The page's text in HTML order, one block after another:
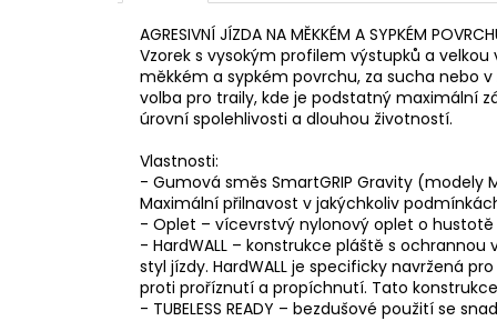
AGRESIVNÍ JÍZDA NA MĚKKÉM A SYPKÉM
Vzorek s vysokým profilem výstupků a
měkkém a sypkém povrchu, za sucha nebo
volba pro traily, kde je podstatný maximální
úrovní spolehlivosti a dlouhou životností.
Vlastnosti:
- Gumová směs SmartGRIP Gravity (modely
Maximální přilnavost v jakýchkoliv
- Oplet – vícevrstvý nylonový oplet o
- HardWALL – konstrukce pláště s
styl jízdy. HardWALL je specificky navržená
proti proříznutí a propíchnutí. Tato
- TUBELESS READY – bezdušové použití se